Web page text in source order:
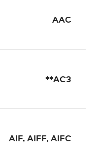
AAC
AC3**
AIF, AIFF, AIFC